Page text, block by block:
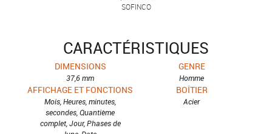
SOFINCO
CARACTÉRISTIQUES
DIMENSIONS
37,6 mm
GENRE
Homme
AFFICHAGE ET FONCTIONS
Mois, Heures, minutes,
secondes, Quantième
complet, Jour, Phases de
BOÎTIER
Acier